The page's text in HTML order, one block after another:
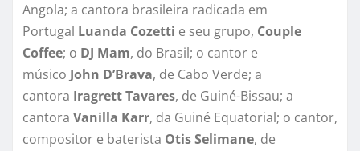
Angola; a cantora brasileira radicada em
Portugal Luanda Cozetti e seu grupo, Couple
Coffee; o DJ Mam, do Brasil; o cantor e
músico John D’Brava, de Cabo Verde; a
cantora Iragrett Tavares, de Guiné-Bissau; a
cantora Vanilla Karr, da Guiné Equatorial; o cantor,
compositor e baterista Otis Selimane, de